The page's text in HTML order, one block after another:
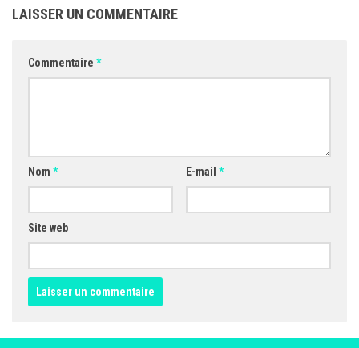
LAISSER UN COMMENTAIRE
Commentaire *
Nom * E-mail *
Site web